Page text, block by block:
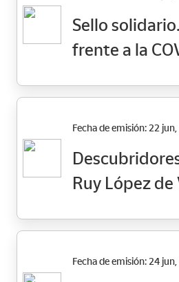
Sello
frente a la
Fecha de emisión: 22
Ruy López
Fecha de emisión: 24